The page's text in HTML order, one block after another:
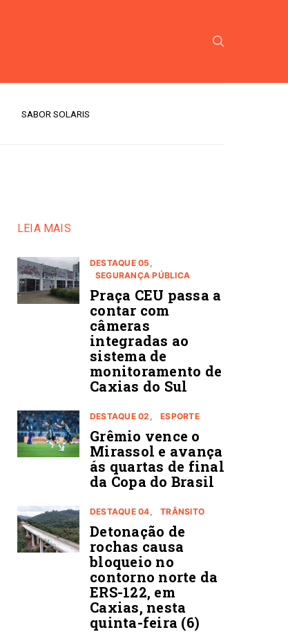
SABOR SOLARIS
LEIA MAIS
DESTAQUE 05
SEGURANÇA PÚBLICA
Praça CEU passa a
contar com
câmeras
integradas ao
sistema de
monitoramento de
Caxias do Sul
DESTAQUE 02 ESPORTE
Grêmio vence o
Mirassol e avança
ás quartas de final
da Copa do Brasil
DESTAQUE 04 TRÂNSITO
Detonação de
rochas causa
bloqueio no
contorno norte da
ERS-122, em
Caxias, nesta
quinta-feira (6)